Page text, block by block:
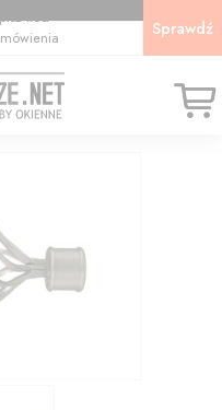
kod
Sprawdź